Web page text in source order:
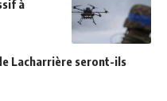
à
Lacharrière seront-ils